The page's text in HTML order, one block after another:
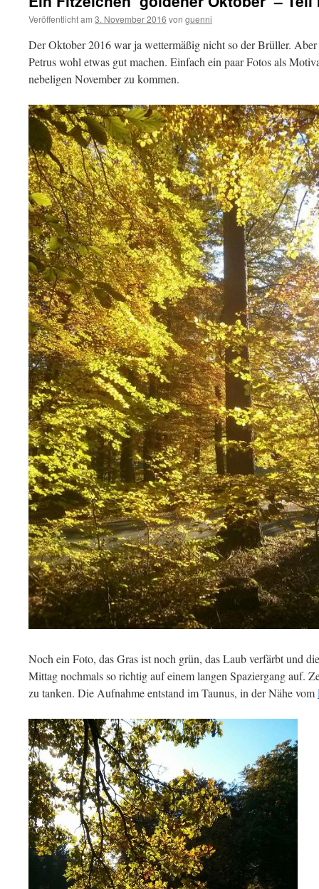
Veröffentlicht am 3. November 2016 von guenni
Der Oktober 2016 war ja wettermäßig nicht so der Brüller.
Petrus wohl etwas gut machen. Einfach ein paar Fotos als
nebeligen November zu kommen.
Noch ein Foto, das Gras ist noch grün, das Laub verfärbt und
Mittag nochmals so richtig auf einem langen Spaziergang auf.
zu tanken. Die Aufnahme entstand im Taunus, in der Nähe vom